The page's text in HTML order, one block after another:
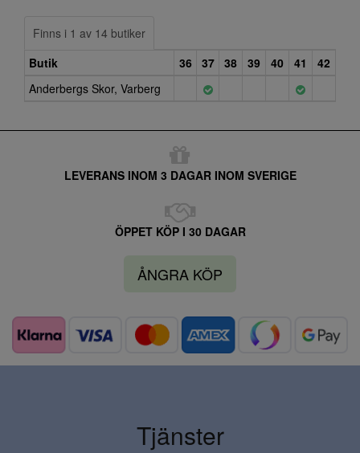
Finns i 1 av 14 butiker
Butik
36 37 38 39 40 41
42
Anderbergs Skor, Varberg
LEVERANS INOM 3 DAGAR INOM SVERIGE
ÖPPET KÖP I 30 DAGAR
ÅNGRA KÖP
Tjänster